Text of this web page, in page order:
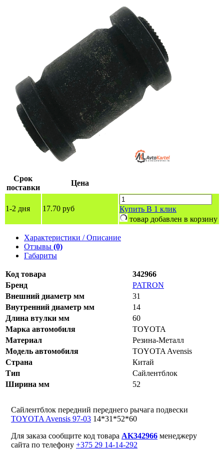
Срок
поставки
Цена
1-2 дня 17.70 руб Купить В 1 клик
товар добавлен в корзину
Характеристики / Описание
Отзывы (0)
Габариты
Код товара
342966
Бренд
PATRON
Внешний диаметр мм
31
Внутренний диаметр мм
14
Длина втулки мм
60
Марка автомобиля
TOYOTA
Материал
Резина-Металл
Модель автомобиля
TOYOTA Avensis
Страна
Китай
Тип
Сайлентблок
Ширина мм
52
Сайлентблок передний переднего рычага подвески
TOYOTA Avensis 97-03 14*31*52*60
Для заказа сообщите код товара AK342966 менеджеру
сайта по телефону +375 29 14-14-292